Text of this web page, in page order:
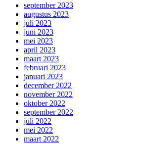
september 2023
augustus 2023
juli 2023
juni 2023
mei 2023
april 2023
maart 2023
februari 2023
januari 2023
december 2022
november 2022
oktober 2022
september 2022
juli 2022
mei 2022
maart 2022